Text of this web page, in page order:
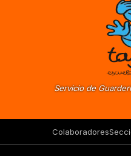
Servicio de
Colaboradores